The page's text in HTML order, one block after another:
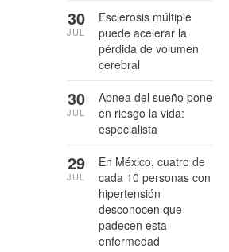
Esclerosis múltiple
puede acelerar la
pérdida de volumen
cerebral
30
JUL
Apnea del sueño pone
en riesgo la vida:
especialista
30
JUL
En México, cuatro de
cada 10 personas con
hipertensión
desconocen que
padecen esta
enfermedad
29
JUL